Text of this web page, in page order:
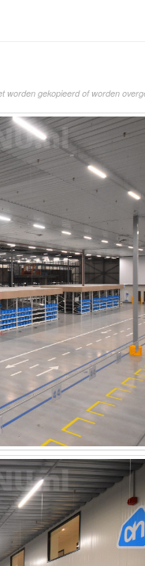
worden gekopieerd of worden